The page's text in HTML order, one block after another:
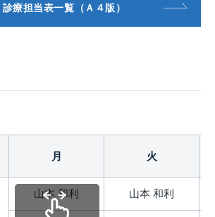
診療担当表一覧（Ａ４版）
月 火
山本 和利 山本 和利